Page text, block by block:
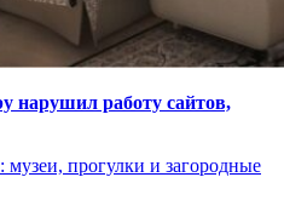
нарушил работу сайтов,
прогулки и загородные